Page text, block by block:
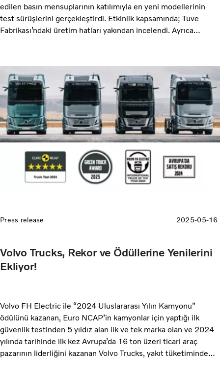
edilen basın mensuplarının katılımıyla en yeni modellerinin
test sürüşlerini gerçekleştirdi. Etkinlik kapsamında; Tuve
Fabrikası’ndaki üretim hatları yakından incelendi. Ayrıca
motorları da kapsayan yeni Volvo Trucks modellerinin tamamı
VTEX’teki test pistinde kullanıldı ve 2024 yılında kapılarını
açan World of Volvo Müzesi ziyaret edildi.
Press release 2025-05-16
Volvo Trucks, Rekor ve Ödüllerine Yenilerini
Ekliyor!
Volvo FH Electric ile “2024 Uluslararası Yılın Kamyonu”
ödülünü kazanan, Euro NCAP’in kamyonlar için yaptığı ilk
güvenlik testinden 5 yıldız alan ilk ve tek marka olan ve 2024
yılında tarihinde ilk kez Avrupa’da 16 ton üzeri ticari araç
pazarının liderliğini kazanan Volvo Trucks, yakıt tüketiminde